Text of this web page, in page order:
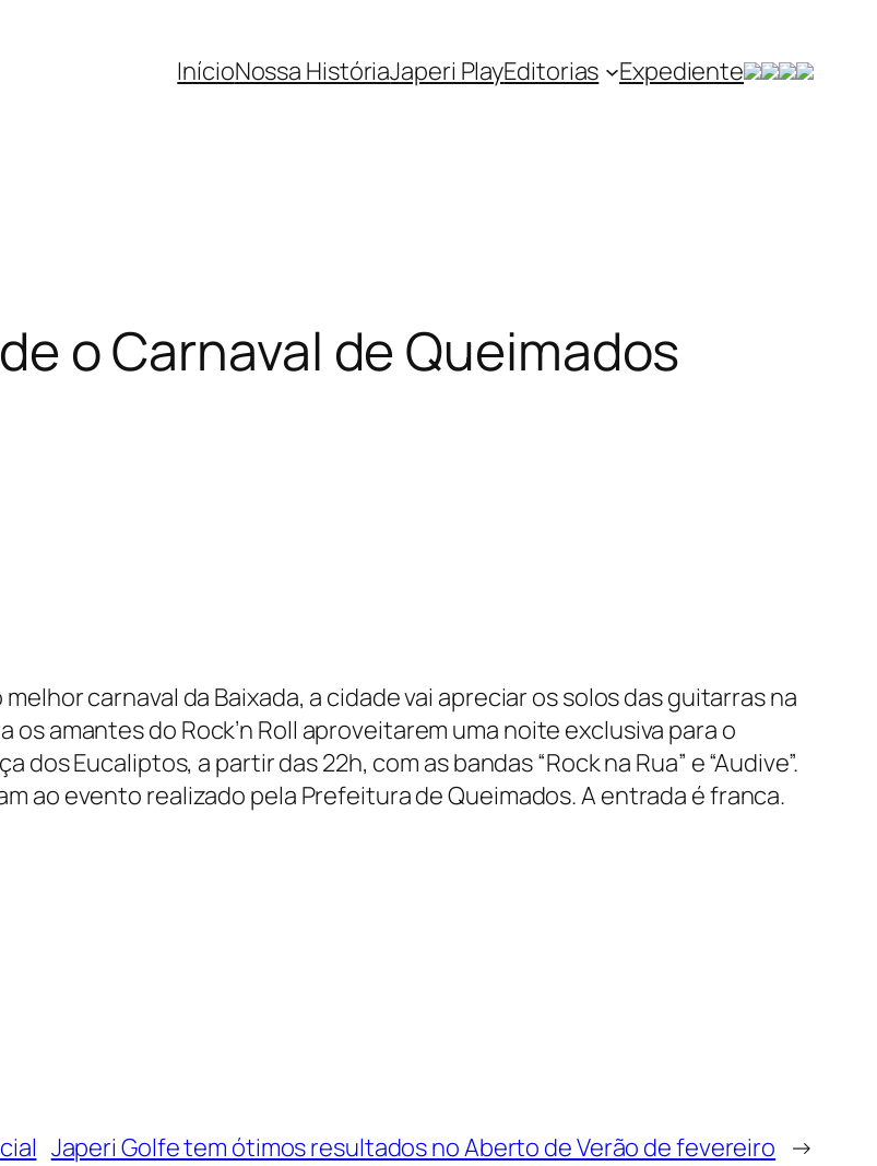
InícioNossa HistóriaJaperi PlayEditorias Expediente
o Carnaval de Queimados
carnaval da Baixada, a cidade vai apreciar os solos das guitarras na
amantes do Rock’n Roll aproveitarem uma noite exclusiva para o
Eucaliptos, a partir das 22h, com as bandas “Rock na Rua” e “Audive”.
ao evento realizado pela Prefeitura de Queimados. A entrada é franca.
Japeri Golfe tem ótimos resultados no Aberto de Verão de fevereiro →